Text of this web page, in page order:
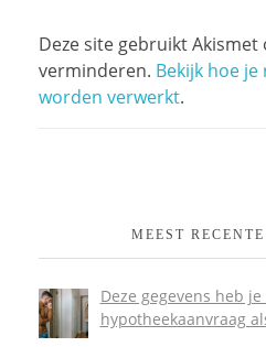
Deze site gebruikt
verminderen. Bekijk hoe je
worden verwerkt.
MEEST
Deze gegevens heb
hypotheekaanvraag